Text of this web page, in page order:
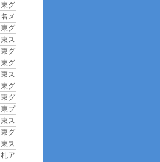
東グ
名メ
東グ
東ス
東グ
東グ
東ス
東グ
東グ
東プ
東ス
東グ
東ス
札ア